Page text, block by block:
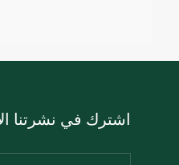
اشترك في نشرتنا